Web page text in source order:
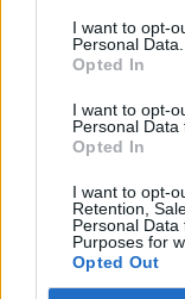
I want to opt-
Personal Data.
Opted In
I want to opt-
Personal Data
Opted In
I want to opt-
Retention,
Personal
Purposes for
Opted Out
Interpretação do
exposição “O
demonstração
Uma Bienal que
crescimento
Em entrevista
Abreu, chefe da
Municipal de
defende que a
Centro de
a região reúne
investidores
qualidade de
território”.
As declarações
Incomparáveis no